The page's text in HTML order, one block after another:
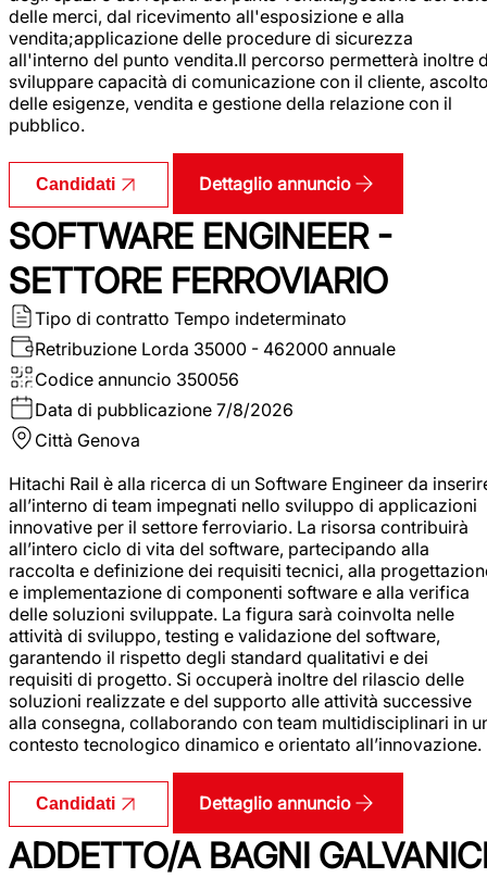
delle merci, dal ricevimento all'esposizione e alla
vendita;applicazione delle procedure di sicurezza
all'interno del punto vendita.Il percorso permetterà inoltre
sviluppare capacità di comunicazione con il cliente,
delle esigenze, vendita e gestione della relazione con il
pubblico.
Candidati Dettaglio annuncio
SOFTWARE ENGINEER -
SETTORE FERROVIARIO
Tipo di contratto Tempo indeterminato
Retribuzione Lorda 35000 - 462000 annuale
Codice annuncio 350056
Data di pubblicazione 7/8/2026
Città Genova
Hitachi Rail è alla ricerca di un Software Engineer da
all’interno di team impegnati nello sviluppo di applicazioni
innovative per il settore ferroviario. La risorsa contribuirà
all’intero ciclo di vita del software, partecipando alla
raccolta e definizione dei requisiti tecnici, alla
e implementazione di componenti software e alla verifica
delle soluzioni sviluppate. La figura sarà coinvolta nelle
attività di sviluppo, testing e validazione del software,
garantendo il rispetto degli standard qualitativi e dei
requisiti di progetto. Si occuperà inoltre del rilascio delle
soluzioni realizzate e del supporto alle attività successive
alla consegna, collaborando con team multidisciplinari in
contesto tecnologico dinamico e orientato all’innovazione.
Candidati Dettaglio annuncio
ADDETTO/A BAGNI